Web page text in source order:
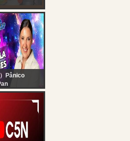
Live:
Pânico
MARQUES
| PÂNICO -